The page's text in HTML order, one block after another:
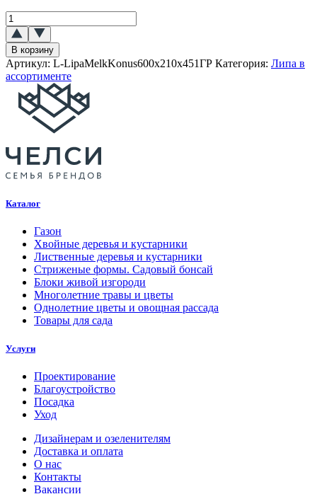
Количество
товара
Липа
мелколистная
форма
КОНУС
В корзину
Артикул: L-LipaMelkKonus600x210x451ГР Категория: Липа в
ассортименте
Каталог
Газон
Хвойные деревья и кустарники
Лиственные деревья и кустарники
Стриженые формы. Садовый бонсай
Блоки живой изгороди
Многолетние травы и цветы
Однолетние цветы и овощная рассада
Товары для сада
Услуги
Проектирование
Благоустройство
Посадка
Уход
Дизайнерам и озеленителям
Доставка и оплата
О нас
Контакты
Вакансии